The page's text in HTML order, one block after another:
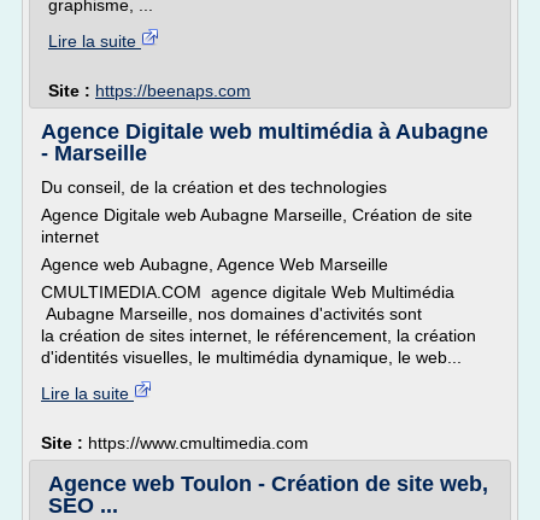
graphisme, ...
Lire la suite
Site : https://beenaps.com
Agence Digitale web multimédia à Aubagne
- Marseille
Du conseil, de la création et des technologies
Agence Digitale web Aubagne Marseille, Création de site
internet
Agence web Aubagne, Agence Web Marseille
CMULTIMEDIA.COM agence digitale Web Multimédia
Aubagne Marseille, nos domaines d'activités sont
la création de sites internet, le référencement, la création
d'identités visuelles, le multimédia dynamique, le web...
Lire la suite
Site : https://www.cmultimedia.com
Agence web Toulon - Création de site web,
SEO ...